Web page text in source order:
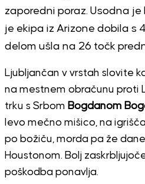
zaporedni poraz. Usodna
je ekipa iz Arizone dobila s
delom ušla na 26 točk
Ljubljančan v vrstah slovite
na mestnem obračunu proti
trku s Srbom Bogdanom
levo mečno mišico, na
po božiču, morda pa že
Houstonom. Bolj
poškodba ponavlja.